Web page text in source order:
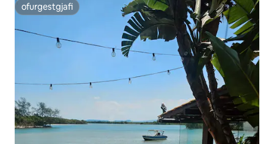
ofurgestgjafi
ofurgestgjafi